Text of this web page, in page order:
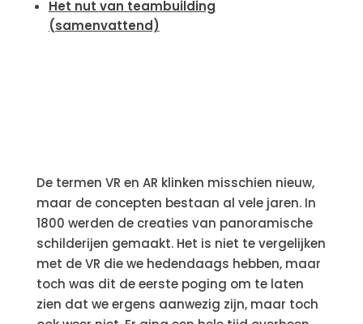
Het nut van teambuilding
(samenvattend)
De termen VR en AR klinken misschien nieuw,
maar de concepten bestaan al vele jaren. In
1800 werden de creaties van panoramische
schilderijen gemaakt. Het is niet te vergelijken
met de VR die we hedendaags hebben, maar
toch was dit de eerste poging om te laten
zien dat we ergens aanwezig zijn, maar toch